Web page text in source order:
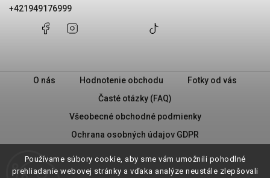
Používame súbory cookie, aby sme vám umožnili pohodlné
prehliadanie webovej stránky a vďaka analýze neustále zlepšovali
+421949176999
+421948776032
Facebook
Slovensko
+421949176999
O nás Hodnotenie obchodu
Fotky od vás
Časté otázky (FAQ)
Všeobecné obchodné podmienky
Ochrana osobných údajov GDPR
Vrátenie tovaru